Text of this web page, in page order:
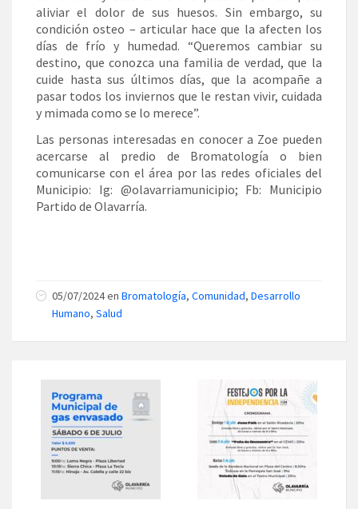
aliviar el dolor de sus huesos. Sin embargo, su
condición osteo – articular hace que la afecten los
días de frío y humedad. “Queremos cambiar su
destino, que conozca una familia de verdad, que la
cuide hasta sus últimos días, que la acompañe a
pasar todos los inviernos que le restan vivir, cuidada
y mimada como se lo merece”.
Las personas interesadas en conocer a Zoe pueden
acercarse al predio de Bromatología o bien
comunicarse con el área por las redes oficiales del
Municipio: Ig: @olavarriamunicipio; Fb: Municipio
Partido de Olavarría.
05/07/2024 en Bromatología, Comunidad, Desarrollo
Humano, Salud